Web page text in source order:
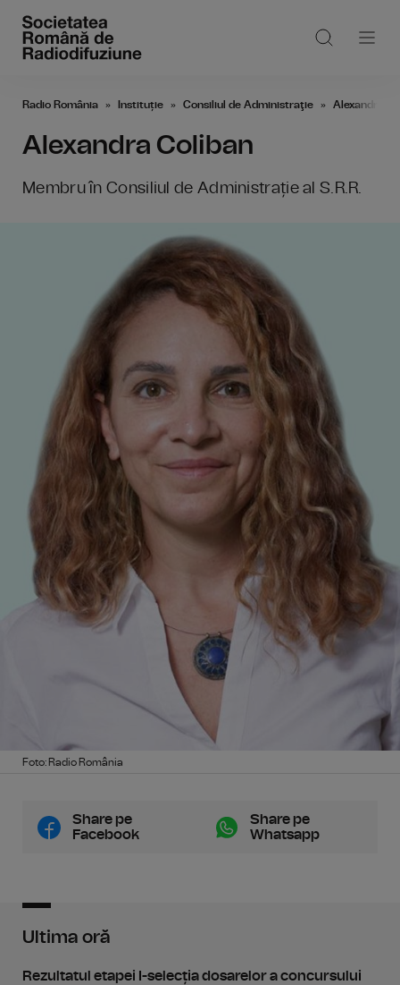
Radio România Instituție Consiliul de Administraţie Alexandra
Alexandra Coliban
Membru în Consiliul de Administrație al S.R.R.
Foto: Radio România
Share pe
Facebook
Share pe
Whatsapp
Ultima oră
Rezultatul etapei I-selecția dosarelor a concursului